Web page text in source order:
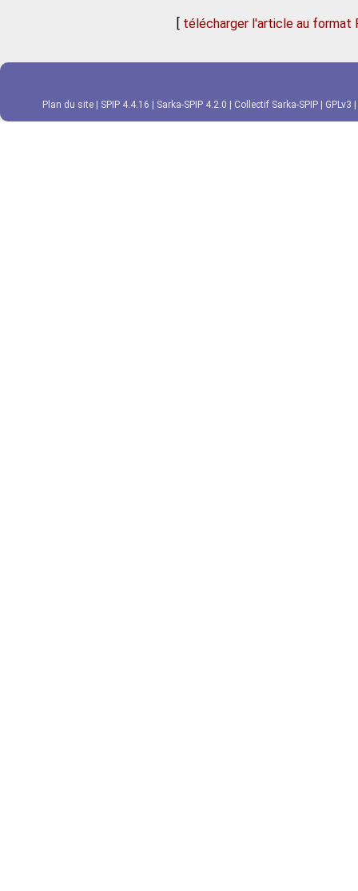
[ télécharger l'article au format
Plan du site SPIP 4.4.16 Sarka-SPIP 4.2.0 Collectif Sarka-SPIP GPLv3